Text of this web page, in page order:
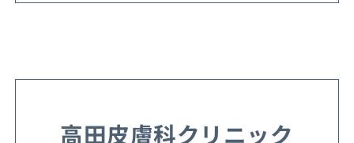
高田皮膚科クリニック